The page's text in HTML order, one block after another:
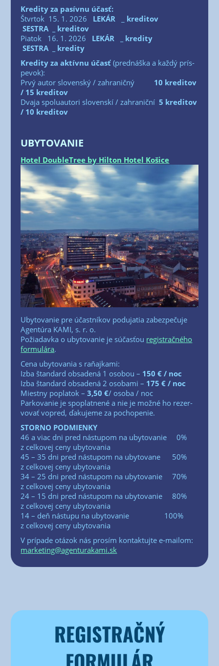
Kre­di­ty za pasív­nu účasť:
Štvr­tok 15. 1. 2026 LEKÁR
kre­di­tov
SESTRA _​ kre­di­tov
Pia­tok 16. 1. 2026 LEKÁR
_​ kre­di­ty
SESTRA _​ kre­di­ty
Kre­di­ty za aktív­nu účasť (pred­náš­ka a kaž­dý prís­
pe­vok):
Prvý autor slo­ven­ský /​ zahra­nič­ný 10 kre­di­tov
/​ 15 kre­di­tov
Dva­ja spo­lu­au­to­ri slo­ven­skí /​ zahra­nič­ní5 kre­di­tov
/​ 10 kreditov
UBYTOVANIE
Hotel Doub­leT­ree by Hil­ton Hotel Koši­ce
Uby­to­va­nie pre účast­ní­kov podu­ja­tia zabez­pe­ču­je
Agen­tú­ra KAMI, s. r. o.
Požia­dav­ka o uby­to­va­nie je súčas­ťou regis­trač­né­ho
for­mu­lá­ra.
Cena uby­to­va­nia s raňaj­ka­mi:
Izba štan­dard obsa­de­ná 1 oso­bou – 150 € /​ noc
Izba štan­dard obsa­de­ná 2 oso­ba­mi – 175 € /​ noc
Miest­ny popla­tok –3,50 €/​ oso­ba /​ noc
Par­ko­va­nie je spo­plat­ne­né a nie je mož­né ho rezer­
vo­vať vopred, ďaku­je­me za pochopenie.
STORNO PODMIENKY
46 a viac dni pred nástu­pom na uby­to­va­nie 0%
z cel­ko­vej ceny uby­to­va­nia
45 – 35 dni pred nástu­pom na uby­to­va­ne 50%
z cel­ko­vej ceny uby­to­va­nia
34 – 25 dni pred nástu­pom na uby­to­va­nie 70%
z cel­ko­vej ceny uby­to­va­nia
24 – 15 dni pred nástu­pom na uby­to­va­nie 80%
z cel­ko­vej ceny uby­to­va­nia
14 – deň nástu­pu na uby­to­va­nie 100%
z cel­ko­vej ceny ubytovania
V prí­pa­de otá­zok nás pro­sím kon­tak­tuj­te e‑mailom:
marketing@agenturakami.sk
REGISTRAČNÝ